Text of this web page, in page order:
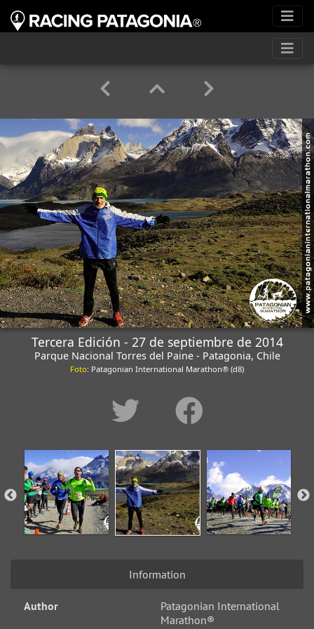
Tercera Edición - 27 de septiembre de 2014
Parque Nacional Torres del Paine - Patagonia, Chile
Foto: Patagonian International Marathon® (d8)
Information
Author
Patagonian International
Marathon®